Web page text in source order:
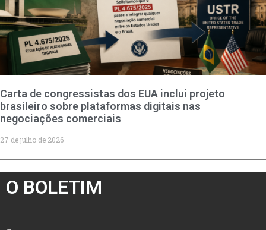
Carta de congressistas dos EUA inclui projeto
brasileiro sobre plataformas digitais nas
negociações comerciais
27 de julho de 2026
O BOLETIM